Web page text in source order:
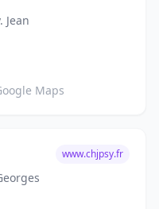
Jean
Maps
www.chjpsy.fr